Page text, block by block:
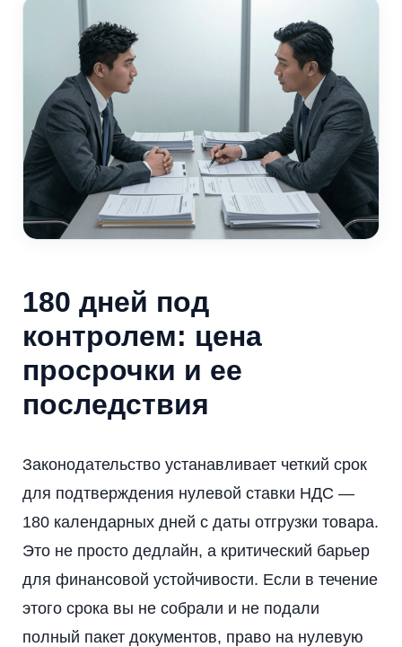
180 дней под
контролем: цена
просрочки и ее
последствия
Законодательство устанавливает четкий срок
для подтверждения нулевой ставки НДС —
180 календарных дней с даты отгрузки товара.
Это не просто дедлайн, а критический барьер
для финансовой устойчивости. Если в течение
этого срока вы не собрали и не подали
полный пакет документов, право на нулевую